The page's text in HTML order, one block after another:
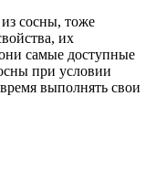
сосны, тоже
их
самые доступные
при условии
выполнять свои